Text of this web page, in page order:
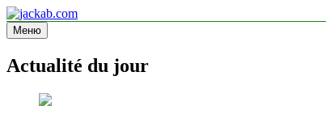
Перейти
к
содержимому
jackab.com
Site d'information
Меню
Actualité du jour